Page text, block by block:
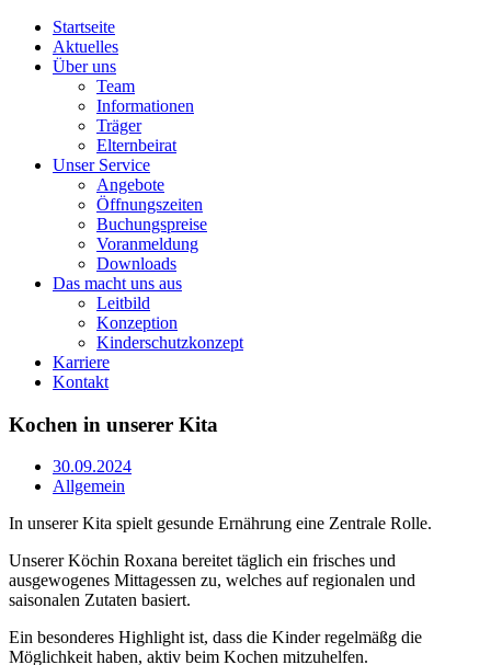
Startseite
Aktuelles
Über uns
Team
Informationen
Träger
Elternbeirat
Unser Service
Angebote
Öffnungszeiten
Buchungspreise
Voranmeldung
Downloads
Das macht uns aus
Leitbild
Konzeption
Kinderschutzkonzept
Karriere
Kontakt
Kochen in unserer Kita
30.09.2024
Allgemein
In unserer Kita spielt gesunde Ernährung eine Zentrale Rolle.
Unserer Köchin Roxana bereitet täglich ein frisches und
ausgewogenes Mittagessen zu, welches auf regionalen und
saisonalen Zutaten basiert.
Ein besonderes Highlight ist, dass die Kinder regelmäßg die
Möglichkeit haben, aktiv beim Kochen mitzuhelfen.